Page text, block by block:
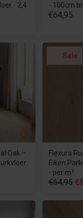
- 2,4
- 100cm
€64,95
Oak –
Sale
Flexura
Eiken
- per m²
€64,95